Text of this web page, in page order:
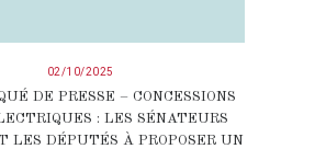
02/10/2025
DE PRESSE – CONCESSIONS
: LES SÉNATEURS
LES DÉPUTÉS À PROPOSER UN